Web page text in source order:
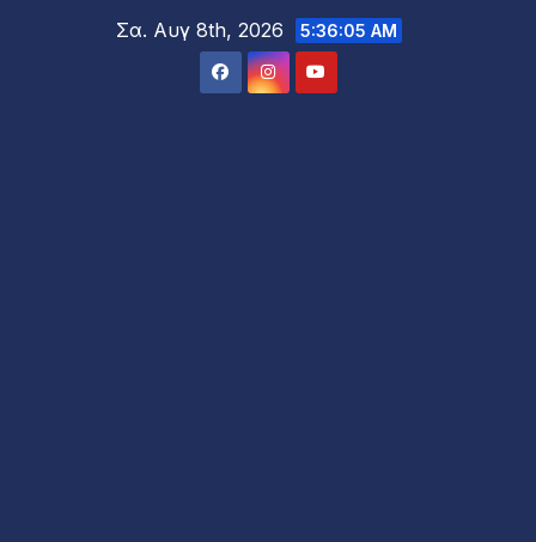
Σα. Αυγ 8th, 2026 5:36:07 AM